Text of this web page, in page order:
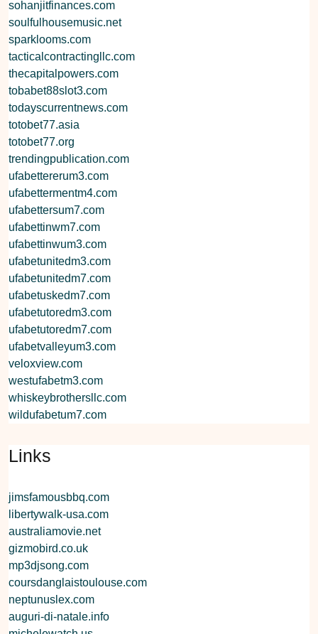
sohanjitfinances.com
soulfulhousemusic.net
sparklooms.com
tacticalcontractingllc.com
thecapitalpowers.com
tobabet88slot3.com
todayscurrentnews.com
totobet77.asia
totobet77.org
trendingpublication.com
ufabettererum3.com
ufabettermentm4.com
ufabettersum7.com
ufabettinwm7.com
ufabettinwum3.com
ufabetunitedm3.com
ufabetunitedm7.com
ufabetuskedm7.com
ufabetutoredm3.com
ufabetutoredm7.com
ufabetvalleyum3.com
veloxview.com
westufabetm3.com
whiskeybrothersllc.com
wildufabetum7.com
Links
jimsfamousbbq.com
libertywalk-usa.com
australiamovie.net
gizmobird.co.uk
mp3djsong.com
coursdanglaistoulouse.com
neptunuslex.com
auguri-di-natale.info